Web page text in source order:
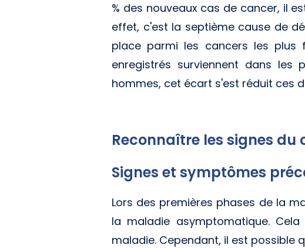
% des nouveaux cas de cancer, il
effet, c'est la septième cause de
place parmi les cancers les plus
enregistrés surviennent dans les
hommes, cet écart s'est réduit ces
Reconnaître les signes
Signes et symptômes
Lors des premières phases de la
la maladie asymptomatique.
maladie. Cependant, il est possible